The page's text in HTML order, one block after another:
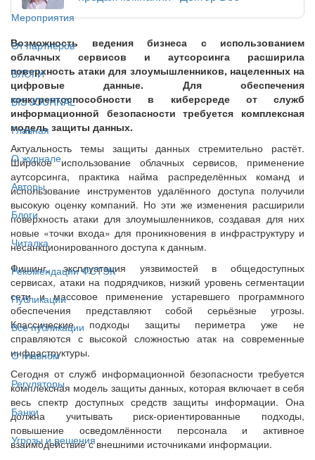
Мероприятия
От партнёров
БЛОГИ
BIS JOURNAL
Главная
О журнале
Авторы
Блоги
Читалка
Рекомендации ФСТЭК
Публикации
Все публикации
О главном
Регуляторы
Банки
Угрозы и решения
Возможность ведения бизнеса с использованием
облачных сервисов и аутсорсинга расширила
поверхность атаки для злоумышленников, нацеленных на
цифровые данные. Для обеспечения
конкурентоспособности в киберсреде от служб
информационной безопасности требуется комплексная
модель защиты данных.
Актуальность темы защиты данных стремительно растёт.
Широкое использование облачных сервисов, применение
аутсорсинга, практика найма распределённых команд и
использование инструментов удалённого доступа получили
высокую оценку компаний. Но эти же изменения расширили
поверхность атаки для злоумышленников, создавая для них
новые «точки входа» для проникновения в инфраструктуру и
несанкционированного доступа к данным.
Фишинг, эксплуатация уязвимостей в общедоступных
сервисах, атаки на подрядчиков, низкий уровень сегментации
сети и массовое применение устаревшего программного
обеспечения представляют собой серьёзные угрозы.
Классические подходы защиты периметра уже не
справляются с высокой сложностью атак на современные
инфраструктуры.
Сегодня от служб информационной безопасности требуется
комплексная модель защиты данных, которая включает в себя
весь спектр доступных средств защиты информации. Она
должна учитывать риск-ориентированные подходы,
повышение осведомлённости персонала и активное
взаимодействие с внешними источниками информации.